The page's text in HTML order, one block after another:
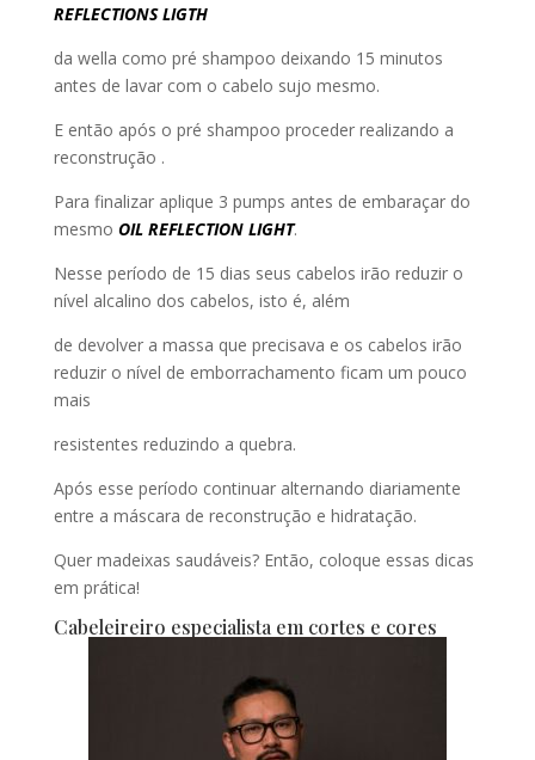
REFLECTIONS LIGTH
da wella como pré shampoo deixando 15 minutos
antes de lavar com o cabelo sujo mesmo.
E então após o pré shampoo proceder realizando a
reconstrução .
Para finalizar aplique 3 pumps antes de embaraçar do
mesmo OIL REFLECTION LIGHT.
Nesse período de 15 dias seus cabelos irão reduzir o
nível alcalino dos cabelos, isto é, além
de devolver a massa que precisava e os cabelos irão
reduzir o nível de emborrachamento ficam um pouco
mais
resistentes reduzindo a quebra.
Após esse período continuar alternando diariamente
entre a máscara de reconstrução e hidratação.
Quer madeixas saudáveis? Então, coloque essas dicas
em prática!
Cabeleireiro especialista em cortes e cores